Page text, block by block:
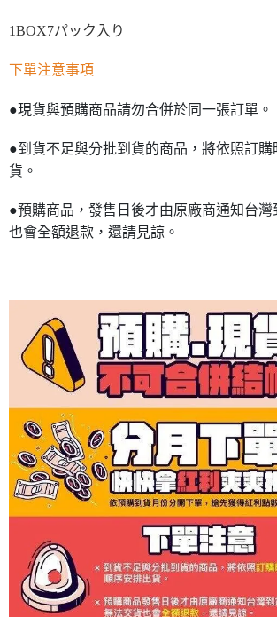
1BOX7パック入り
下單注意事項
●現貨與預購商品請勿合併於同一張訂單。
●到貨不足與分批到貨的商品，將依照訂購
貨。
●預購商品，發售日後才由原廠商通知台灣
也會全額退款，還請見諒。